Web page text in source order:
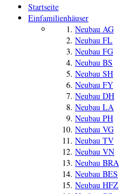
Startseite
Einfamilienhäuser
Neubau AG
Neubau FL
Neubau FG
Neubau BS
Neubau SH
Neubau FY
Neubau DH
Neubau LA
Neubau PH
Neubau VG
Neubau TV
Neubau VN
Neubau BRA
Neubau BES
Neubau HFZ